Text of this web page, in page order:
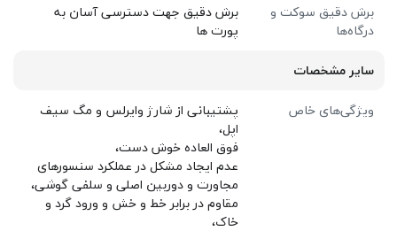
برش دقیق سوکت و
درگاه‌ها
برش دقیق جهت دسترسی آسان به
پورت ها
سایر مشخصات
ویژگی‌های خاص
پشتیبانی از شارژ وایرلس و مگ سیف
اپل،
فوق العاده خوش دست،
عدم ایجاد مشکل در عملکرد سنسورهای
مجاورت و دوربین اصلی و سلفی گوشی،
مقاوم در برابر خط و خش و ورود گرد و
خاک،